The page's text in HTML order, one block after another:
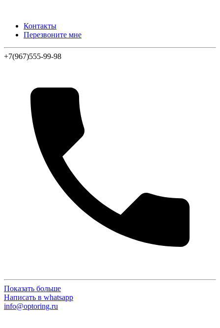
Контакты
Перезвоните мне
+7(967)555-99-98
Показать больше
Написать в whatsapp
info@optoring.ru